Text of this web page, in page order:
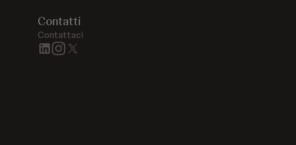
Contatti
Contattaci
linkedininstagram